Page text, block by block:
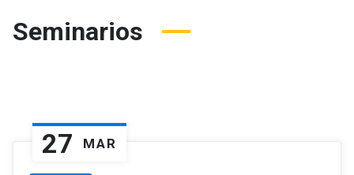
Seminarios
27 MAR